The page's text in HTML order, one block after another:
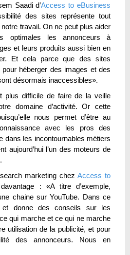
Saadi d’Access to eBusiness
des sites représente tout
travail. On ne peut plus aider
optimales les annonceurs à
et leurs produits aussi bien en
Et cela parce que des sites
héberger des images et des
désormais inaccessibles».
plus difficile de faire de la veille
domaine d’activité. Or cette
nous permet d’être au
avec les pros des
dans les incontournables métiers
aujourd’hui l’un des moteurs de
marketing chez Access to
: «A titre d’exemple,
chaine sur YouTube. Dans ce
et donne des conseils sur les
qui marche et ce qui ne marche
utilisation de la publicité, et pour
des annonceurs. Nous en